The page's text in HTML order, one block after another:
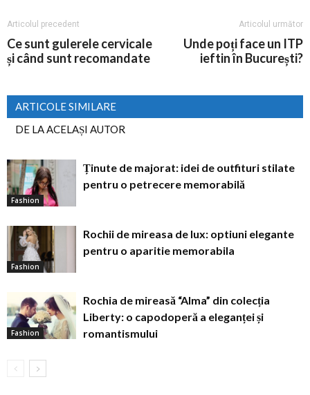
Articolul precedent
Ce sunt gulerele cervicale
și când sunt recomandate
Articolul următor
Unde poți face un ITP
ieftin în București?
ARTICOLE SIMILARE
DE LA ACELAȘI AUTOR
Fashion
Ținute de majorat: idei de outfituri stilate
pentru o petrecere memorabilă
Fashion
Rochii de mireasa de lux: optiuni elegante
pentru o aparitie memorabila
Fashion
Rochia de mireasă “Alma” din colecția
Liberty: o capodoperă a eleganței și
romantismului